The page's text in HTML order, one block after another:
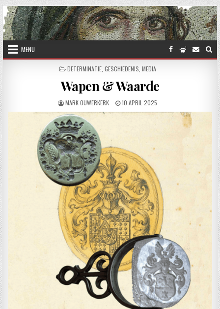
Skip to content
MENU
POSTED IN
DETERMINATIE, GESCHIEDENIS MEDIA
Wapen & Waarde
AUTHOR:
MARK OUWERKERK PUBLISHED DATE:
10 APRIL 2025